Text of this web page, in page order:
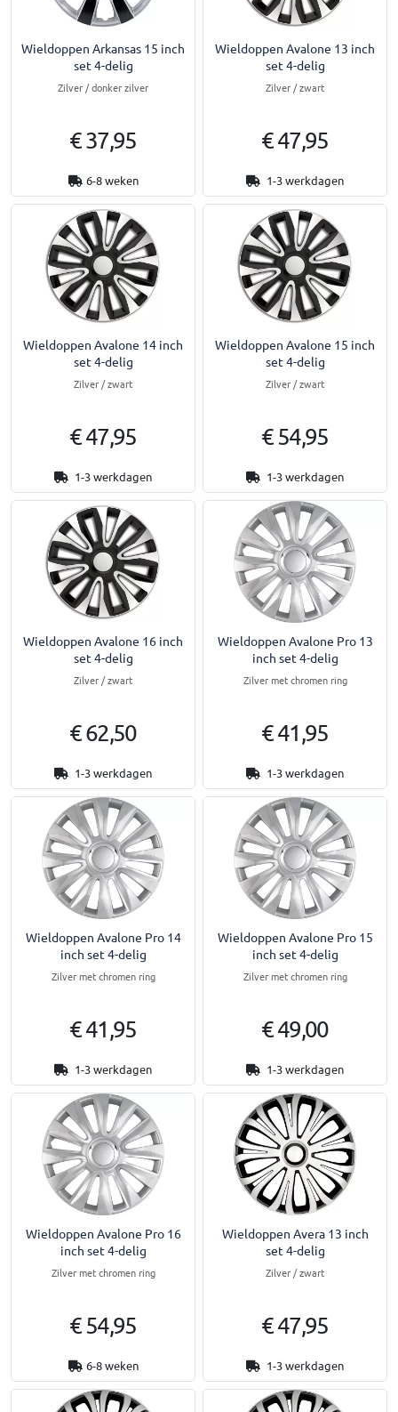
Wieldoppen Arkansas 15 inch
set 4-delig
Zilver / donker zilver
€ 37,95
6-8 weken
Wieldoppen Avalone 13 inch
set 4-delig
Zilver / zwart
€ 47,95
1-3 werkdagen
Wieldoppen Avalone 14 inch
set 4-delig
Zilver / zwart
€ 47,95
1-3 werkdagen
Wieldoppen Avalone 15 inch
set 4-delig
Zilver / zwart
€ 54,95
1-3 werkdagen
Wieldoppen Avalone 16 inch
set 4-delig
Zilver / zwart
€ 62,50
1-3 werkdagen
Wieldoppen Avalone Pro 13
inch set 4-delig
Zilver met chromen ring
€ 41,95
1-3 werkdagen
Wieldoppen Avalone Pro 14
inch set 4-delig
Zilver met chromen ring
€ 41,95
1-3 werkdagen
Wieldoppen Avalone Pro 15
inch set 4-delig
Zilver met chromen ring
€ 49,00
1-3 werkdagen
Wieldoppen Avalone Pro 16
inch set 4-delig
Zilver met chromen ring
€ 54,95
6-8 weken
Wieldoppen Avera 13 inch
set 4-delig
Zilver / zwart
€ 47,95
1-3 werkdagen